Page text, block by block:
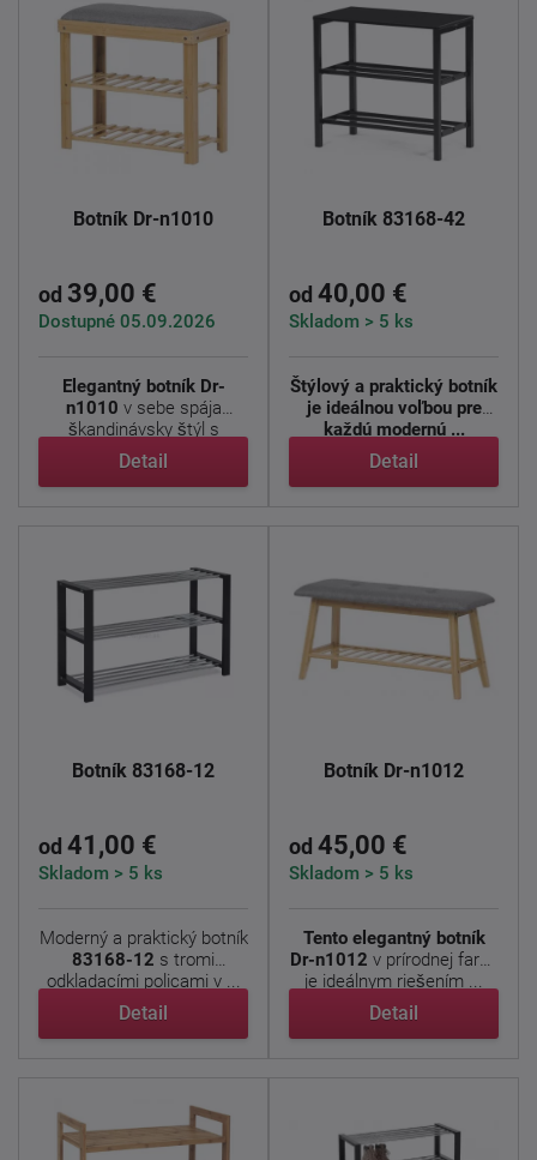
Botník Dr-n1010
od 39,00 €
Dostupné 05.09.2026
Elegantný botník Dr-
n1010 v sebe spája
škandinávsky štýl s
funkčným ...
Detail
Botník 83168-42
od 40,00 €
Skladom > 5 ks
Štýlový a praktický botník
je ideálnou voľbou pre
každú modernú ...
Detail
Botník 83168-12
od 41,00 €
Skladom > 5 ks
Moderný a praktický botník
83168-12 s tromi
odkladacími policami v ...
Detail
Botník Dr-n1012
od 45,00 €
Skladom > 5 ks
Tento elegantný botník
Dr-n1012 v prírodnej farbe
je ideálnym riešením ...
Detail